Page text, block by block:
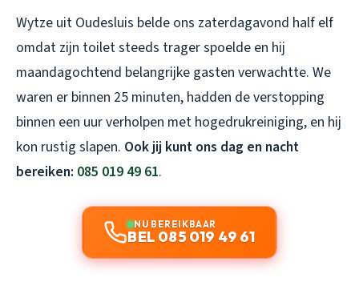
Wytze uit Oudesluis belde ons zaterdagavond half elf
omdat zijn toilet steeds trager spoelde en hij
maandagochtend belangrijke gasten verwachtte. We
waren er binnen 25 minuten, hadden de verstopping
binnen een uur verholpen met hogedrukreiniging, en hij
kon rustig slapen. Ook jij kunt ons dag en nacht
bereiken: 085 019 49 61.
NU BEREIKBAAR
BEL 085 019 49 61